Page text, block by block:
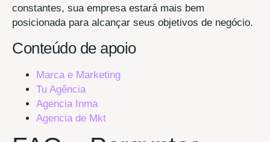
constantes, sua empresa estará mais bem
posicionada para alcançar seus objetivos de negócio.
Conteúdo de apoio
Marca e Marketing
Tu Agência
Agencia Inma
Agencia de Mkt